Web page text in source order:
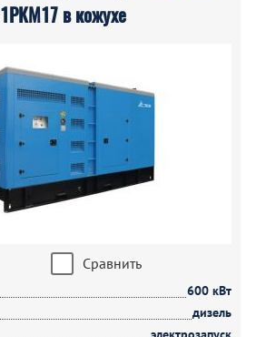
1РКМ17 в кожухе
Сравнить
600 кВт
дизель